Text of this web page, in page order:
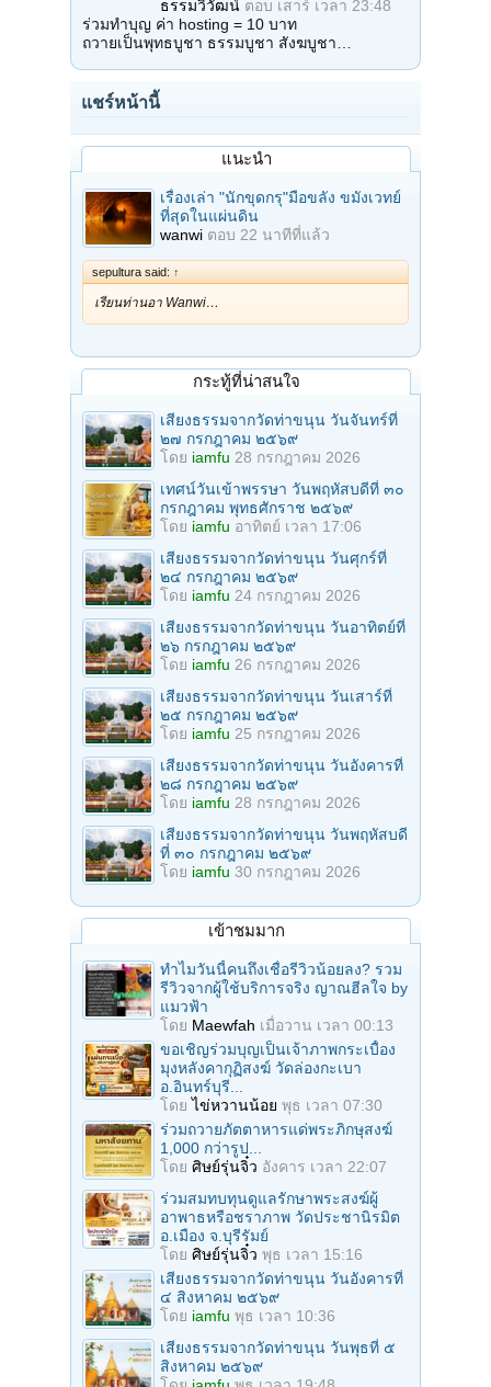
ธรรมวิวัฒน์ ตอบ เสาร์ เวลา 23:48
ร่วมทำบุญ ค่า hosting = 10 บาท
ถวายเป็นพุทธบูชา ธรรมบูชา สังฆบูชา…
แชร์หน้านี้
แนะนำ
เรื่องเล่า "นักขุดกรุ"มือขลัง ขมังเวทย์
ที่สุดในแผ่นดิน
wanwi ตอบ 22 นาทีที่แล้ว
sepultura said: ↑
เรียนท่านอา Wanwi…
กระทู้ที่น่าสนใจ
เสียงธรรมจากวัดท่าขนุน วันจันทร์ที่
๒๗ กรกฎาคม ๒๕๖๙
โดย iamfu 28 กรกฎาคม 2026
เทศน์วันเข้าพรรษา วันพฤหัสบดีที่ ๓๐
กรกฎาคม พุทธศักราช ๒๕๖๙
โดย iamfu อาทิตย์ เวลา 17:06
เสียงธรรมจากวัดท่าขนุน วันศุกร์ที่
๒๔ กรกฎาคม ๒๕๖๙
โดย iamfu 24 กรกฎาคม 2026
เสียงธรรมจากวัดท่าขนุน วันอาทิตย์ที่
๒๖ กรกฎาคม ๒๕๖๙
โดย iamfu 26 กรกฎาคม 2026
เสียงธรรมจากวัดท่าขนุน วันเสาร์ที่
๒๕ กรกฎาคม ๒๕๖๙
โดย iamfu 25 กรกฎาคม 2026
เสียงธรรมจากวัดท่าขนุน วันอังคารที่
๒๘ กรกฎาคม ๒๕๖๙
โดย iamfu 28 กรกฎาคม 2026
เสียงธรรมจากวัดท่าขนุน วันพฤหัสบดี
ที่ ๓๐ กรกฎาคม ๒๕๖๙
โดย iamfu 30 กรกฎาคม 2026
เข้าชมมาก
ทำไมวันนี้คนถึงเชื่อรีวิวน้อยลง? รวม
รีวิวจากผู้ใช้บริการจริง ญาณฮีลใจ by
แมวฟ้า
โดย Maewfah เมื่อวาน เวลา 00:13
ขอเชิญร่วมบุญเป็นเจ้าภาพกระเบื้อง
มุงหลังคากุฏิสงฆ์ วัดล่องกะเบา
อ.อินทร์บุรี...
โดยไข่หวานน้อย พุธ เวลา 07:30
ร่วมถวายภัตตาหารแด่พระภิกษุสงฆ์
1,000 กว่ารูป...
โดย ศิษย์รุ่นจิ๋ว อังคาร เวลา 22:07
ร่วมสมทบทุนดูแลรักษาพระสงฆ์ผู้
อาพาธหรือชราภาพ วัดประชานิรมิต
อ.เมือง จ.บุรีรัมย์
โดย ศิษย์รุ่นจิ๋ว พุธ เวลา 15:16
เสียงธรรมจากวัดท่าขนุน วันอังคารที่
๔ สิงหาคม ๒๕๖๙
โดย iamfu พุธ เวลา 10:36
เสียงธรรมจากวัดท่าขนุน วันพุธที่ ๕
สิงหาคม ๒๕๖๙